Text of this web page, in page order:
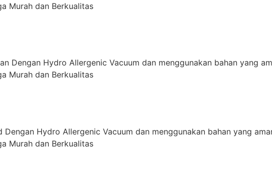
Murah dan Berkualitas
Dengan Hydro Allergenic Vacuum dan menggunakan bahan yang
Murah dan Berkualitas
Dengan Hydro Allergenic Vacuum dan menggunakan bahan yang
Murah dan Berkualitas